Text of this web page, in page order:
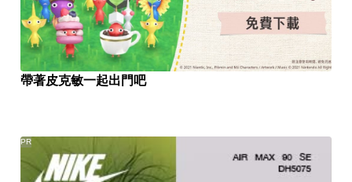
帶著皮克敏一起出門吧
PR